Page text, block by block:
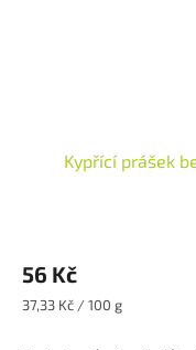
Kypřící prášek
56 Kč
Měrná
37,33 Kč / 100 g